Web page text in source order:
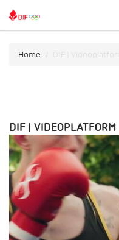
Home DIF | Videoplatform
DIF | VIDEOPLATFORM